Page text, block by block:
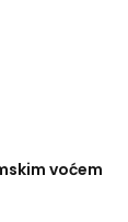
voćem